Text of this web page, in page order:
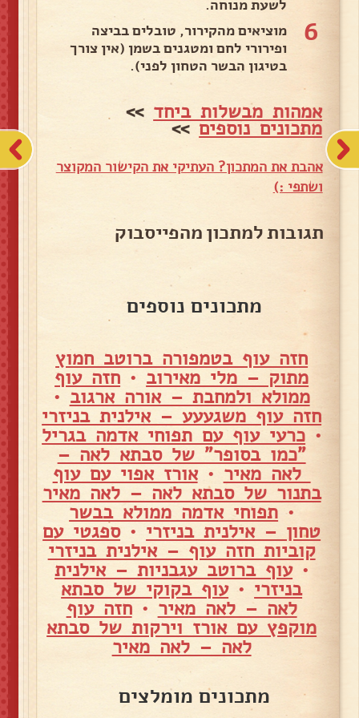
לשעת מנוחה.
6
מוציאים מהקירור, טובלים בביצה
ופירורי לחם ומטגנים בשמן (אין צורך
בטיגון הבשר הטחון לפני).
אמהות מבשלות ביחד >>
מתכונים נוספים>>
אהבת את המתכון? העתיקי את הקישור המקוצר
ושתפי :)
תגובות למתכון מהפייסבוק
מתכונים נוספים
חזה עוף בטמפורה ברוטב חמוץ
מתוק – מלי מאירוב • חזה עוף
ממולא ולמחבת – אורה ארגוב •
חזה עוף משגעעע – אילנית בניזרי
• כרעי עוף עם תפוחי אדמה בגריל
"כמו בסופר" של סבתא לאה –
לאה מאיר •אורז אפוי עם עוף
בתנור של סבתא לאה – לאה מאיר
• תפוחי אדמה ממולא בבשר
טחון – אילנית בניזרי •ספגטי עם
קוביות חזה עוף – אילנית בניזרי
•עוף ברוטב עגבניות – אילנית
בניזרי •עוף בקוקי של סבתא
לאה – לאה מאיר •חזה עוף
מוקפץ עם אורז וירקות של סבתא
לאה – לאה מאיר
מתכונים מומלצים